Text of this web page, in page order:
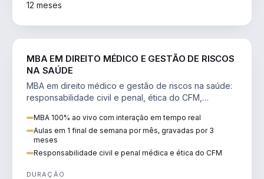
12 meses
MBA EM DIREITO MÉDICO E GESTÃO DE RISCOS
NA SAÚDE
MBA em direito médico e gestão de riscos na saúde:
responsabilidade civil e penal, ética do CFM,
MBA 100% ao vivo com interação em tempo real
Aulas em 1 final de semana por mês, gravadas por 3
meses
Responsabilidade civil e penal médica e ética do CFM
DURAÇÃO